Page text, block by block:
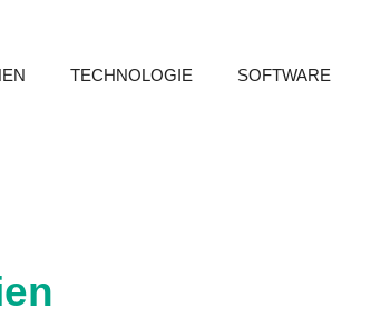
TECHNOLOGIE SOFTWARE